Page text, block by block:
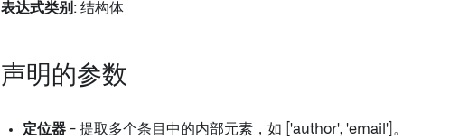
表达式类别 : 结构体
声明的参数
定位器 - 提取多个条目中的内部元素，如 ['author', 'email']。